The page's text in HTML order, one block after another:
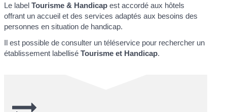
Le labelTourisme & Handicap est accordé aux hôtels
offrant un accueil et des services adaptés aux besoins des
personnes en situation de handicap.
Il est possible de consulter un téléservice pour rechercher un
établissement labelliséTourisme et Handicap.